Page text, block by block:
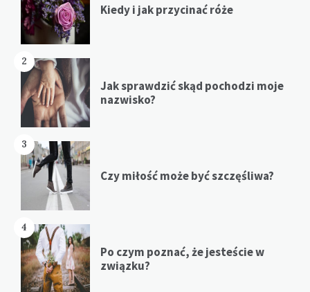
Kiedy i jak przycinać róże
2
Jak sprawdzić skąd pochodzi moje
nazwisko?
3
Czy miłość może być szczęśliwa?
4
Po czym poznać, że jesteście w
związku?